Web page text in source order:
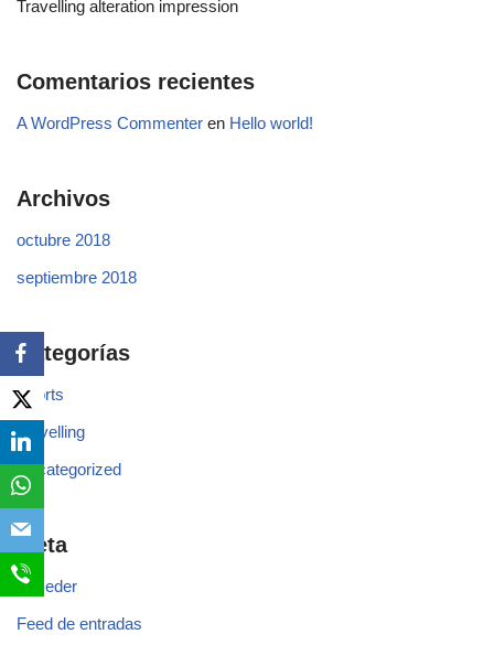
Travelling alteration impression
Comentarios recientes
A WordPress Commenter en Hello world!
Archivos
octubre 2018
septiembre 2018
Categorías
Sports
Travelling
Uncategorized
Meta
Acceder
Feed de entradas